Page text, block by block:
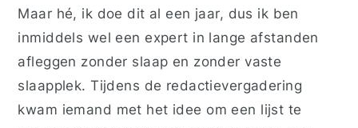
Maar hé, ik doe dit al een jaar, dus ik ben
inmiddels wel een expert in lange afstanden
afleggen zonder slaap en zonder vaste
slaapplek. Tijdens de redactievergadering
kwam iemand met het idee om een lijst te